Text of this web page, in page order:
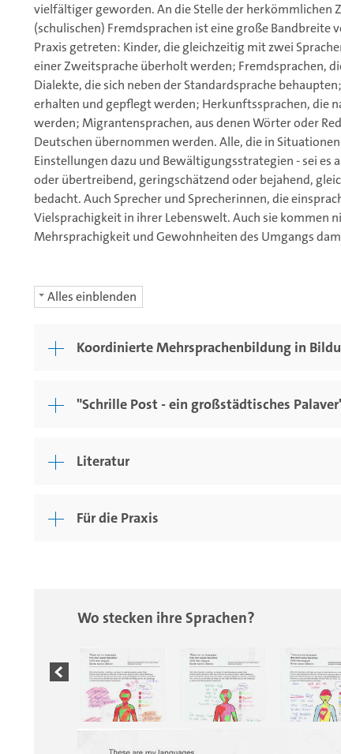
vielfältiger geworden. An die Stelle der
(schulischen) Fremdsprachen ist eine große Bandbreite
Praxis getreten: Kinder, die gleichzeitig mit zwei
einer Zweitsprache überholt werden; Fremdsprachen,
Dialekte, die sich neben der Standardsprache
erhalten und gepflegt werden; Herkunftssprachen, die
werden; Migrantensprachen, aus denen Wörter oder
Deutschen übernommen werden. Alle, die in
Einstellungen dazu und Bewältigungsstrategien - sei
oder übertreibend, geringschätzend oder bejahend,
bedacht. Auch Sprecher und Sprecherinnen, die
Vielsprachigkeit in ihrer Lebenswelt. Auch sie kommen
Mehrsprachigkeit und Gewohnheiten des Umgangs
Alles einblenden
Koordinierte Mehrsprachenbildung in
"Schrille Post - ein großstädtisches
Literatur
Für die Praxis
Wo stecken ihre Sprachen?